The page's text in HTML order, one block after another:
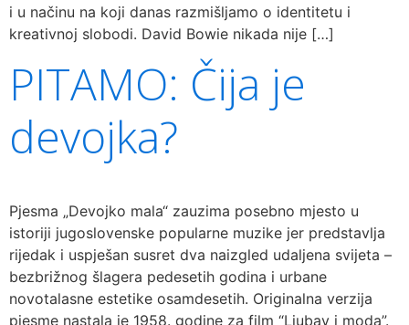
i u načinu na koji danas razmišljamo o identitetu i
kreativnoj slobodi. David Bowie nikada nije […]
PITAMO: Čija je
devojka?
Pjesma „Devojko mala“ zauzima posebno mjesto u
istoriji jugoslovenske popularne muzike jer predstavlja
rijedak i uspješan susret dva naizgled udaljena svijeta –
bezbrižnog šlagera pedesetih godina i urbane
novotalasne estetike osamdesetih. Originalna verzija
pjesme nastala je 1958. godine za film “Ljubav i moda”.